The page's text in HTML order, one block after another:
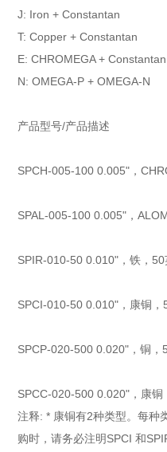
J: Iron + Constantan
T: Copper + Constantan
E: CHROMEGA + Constantan
N: OMEGA-P + OMEGA-N
产品型号/产品描述
SPCH-005-100 0.005"，
SPAL-005-100 0.005"，
SPIR-010-50 0.010"，铁，50
SPCI-010-50 0.010"，康铜，
SPCP-020-500 0.020"，铜，
SPCC-020-500 0.020"，康铜
注释: * 康铜有2种类型。每种
购时，请务必注明SPCI 和